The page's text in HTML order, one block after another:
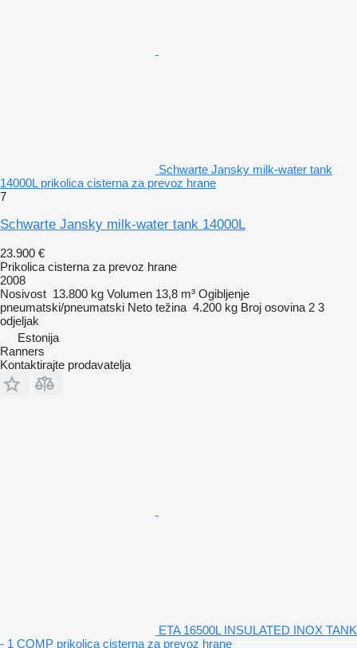
Schwarte Jansky milk-water tank
14000L prikolica cisterna za prevoz hrane
7
Schwarte Jansky milk-water tank 14000L
23.900 €
Prikolica cisterna za prevoz hrane
2008
Nosivost 13.800 kg Volumen 13,8 m³ Ogibljenje
pneumatski/pneumatski Neto težina 4.200 kg Broj osovina 2 3
odjeljak
Estonija
Ranners
Kontaktirajte prodavatelja
ETA 16500L INSULATED INOX TANK
- 1 COMP prikolica cisterna za prevoz hrane